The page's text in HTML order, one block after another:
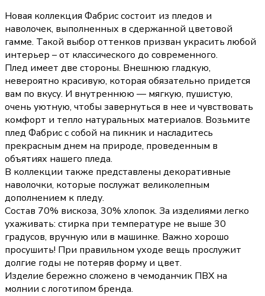
Новая коллекция Фабрис состоит из пледов и
наволочек, выполненных в сдержанной цветовой
гамме. Такой выбор оттенков призван украсить любой
интерьер – от классического до современного.
Плед имеет две стороны. Внешнюю гладкую,
невероятно красивую, которая обязательно придется
вам по вкусу. И внутреннюю — мягкую, пушистую,
очень уютную, чтобы завернуться в нее и чувствовать
комфорт и тепло натуральных материалов. Возьмите
плед Фабрис с собой на пикник и насладитесь
прекрасным днем на природе, проведенным в
объятиях нашего пледа.
В коллекции также представлены декоративные
наволочки, которые послужат великолепным
дополнением к пледу.
Состав 70% вискоза, 30% хлопок. За изделиями легко
ухаживать: стирка при температуре не выше 30
градусов, вручную или в машинке. Важно хорошо
просушить! При правильном уходе вещь прослужит
долгие годы не потеряв форму и цвет.
Изделие бережно сложено в чемоданчик ПВХ на
молнии с логотипом бренда.